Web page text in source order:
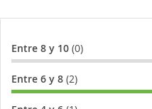
Entre 8 y 10 (0)
Entre 6 y 8 (2)